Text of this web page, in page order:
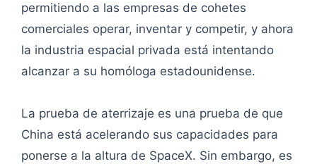
permitiendo a las empresas de cohetes
comerciales operar, inventar y competir, y ahora
la industria espacial privada está intentando
alcanzar a su homóloga estadounidense.
La prueba de aterrizaje es una prueba de que
China está acelerando sus capacidades para
ponerse a la altura de SpaceX. Sin embargo, es